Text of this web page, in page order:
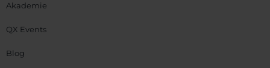
Akademie
QX Events
Blog